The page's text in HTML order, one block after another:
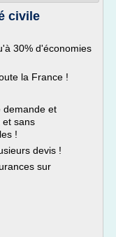
civile
30% d'économies
la France !
demande et
et sans
!
devis !
sur